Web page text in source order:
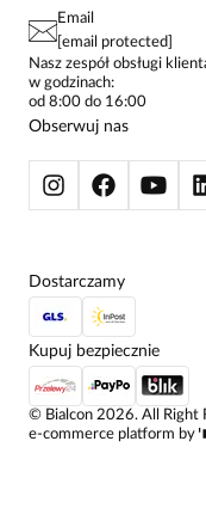
SPODNIE DAMSKIE
ŻAKIETY I MARYNARKI
SWETRY
BLUZY
Email
[email protected]
Nasz zespół obsługi
w godzinach:
od 8:00 do 16:00
Obserwuj nas
© Bialcon 2026. All Right
e-commerce platform by
Dostarczamy
Kupuj bezpiecznie